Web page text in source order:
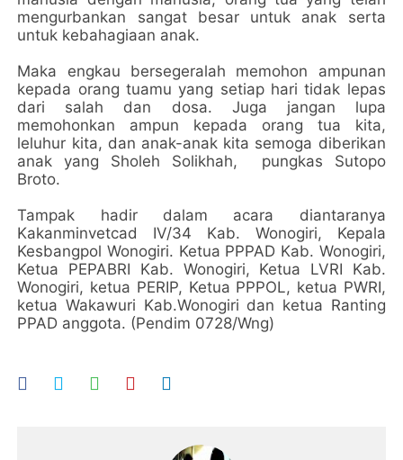
mengurbankan sangat besar untuk anak serta
untuk kebahagiaan anak.
Maka engkau bersegeralah memohon ampunan
kepada orang tuamu yang setiap hari tidak lepas
dari salah dan dosa. Juga jangan lupa
memohonkan ampun kepada orang tua kita,
leluhur kita, dan anak-anak kita semoga diberikan
anak yang Sholeh Solikhah, pungkas Sutopo
Broto.
Tampak hadir dalam acara diantaranya
Kakanminvetcad IV/34 Kab. Wonogiri, Kepala
Kesbangpol Wonogiri. Ketua PPPAD Kab. Wonogiri,
Ketua PEPABRI Kab. Wonogiri, Ketua LVRI Kab.
Wonogiri, ketua PERIP, Ketua PPPOL, ketua PWRI,
ketua Wakawuri Kab.Wonogiri dan ketua Ranting
PPAD anggota. (Pendim 0728/Wng)